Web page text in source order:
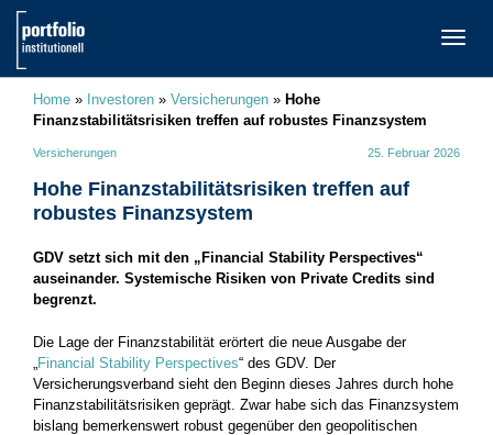
Home » Investoren » Versicherungen » Hohe
Finanzstabilitätsrisiken treffen auf robustes Finanzsystem
Versicherungen 25. Februar 2026
Hohe Finanzstabilitätsrisiken treffen auf
robustes Finanzsystem
GDV setzt sich mit den „Financial Stability Perspectives“
auseinander. Systemische Risiken von Private Credits sind
begrenzt.
Die Lage der Finanzstabilität erörtert die neue Ausgabe der
Financial Stability Perspectives“ des GDV. Der
Versicherungsverband sieht den Beginn dieses Jahres durch hohe
Finanzstabilitätsrisiken geprägt. Zwar habe sich das Finanzsystem
bislang bemerkenswert robust gegenüber den geopolitischen